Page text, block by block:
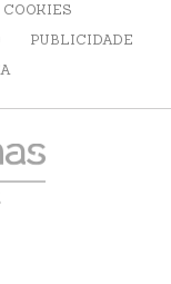
PUBLICIDADE